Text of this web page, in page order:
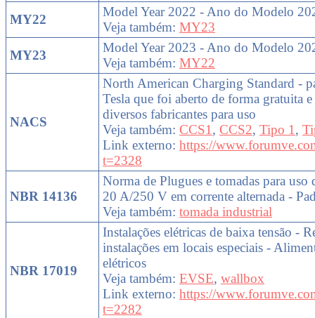
MY22
Model Year 2022 - Ano do Modelo
Veja também: MY23
MY23
Model Year 2023 - Ano do Modelo
Veja também: MY22
NACS
North American Charging Standard -
Tesla que foi aberto de forma gratuita
diversos fabricantes para uso
Veja também: CCS1, CCS2, Tipo 1,
Link externo: https://
t=2328
NBR 14136
Norma de Plugues e tomadas para uso
20 A/250 V em corrente alternada -
Veja também: tomada industrial
NBR 17019
Instalações elétricas de baixa tensão -
instalações em locais especiais -
elétricos
Veja também: EVSE, wallbox
Link externo: https://
t=2282